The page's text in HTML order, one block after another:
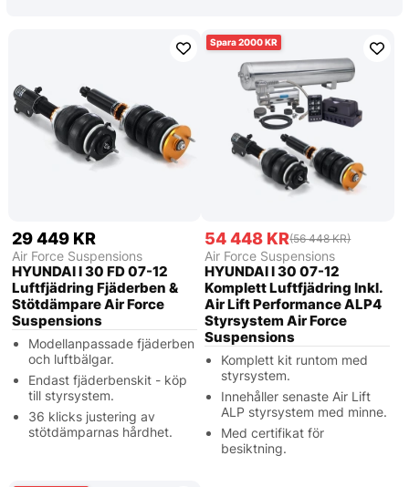
29 449 KR
Air Force Suspensions
HYUNDAI I 30 FD 07-12
Luftfjädring Fjäderben &
Stötdämpare Air Force
Suspensions
Modellanpassade fjäderben
och luftbälgar.
Endast fjäderbenskit - köp
till styrsystem.
36 klicks justering av
stötdämparnas hårdhet.
2000
54 448 KR(56 448 KR)
Air Force Suspensions
HYUNDAI I 30 07-12
Komplett Luftfjädring Inkl.
Air Lift Performance ALP4
Styrsystem Air Force
Suspensions
Komplett kit runtom med
styrsystem.
Innehåller senaste Air Lift
ALP styrsystem med minne.
Med certifikat för
besiktning.